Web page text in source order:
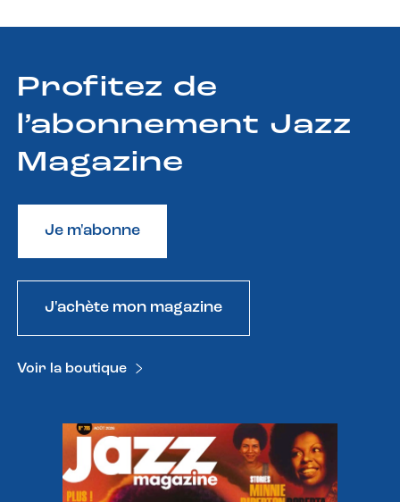
Profitez de
l’abonnement Jazz
Magazine
Je m'abonne
J'achète mon magazine
Voir la boutique